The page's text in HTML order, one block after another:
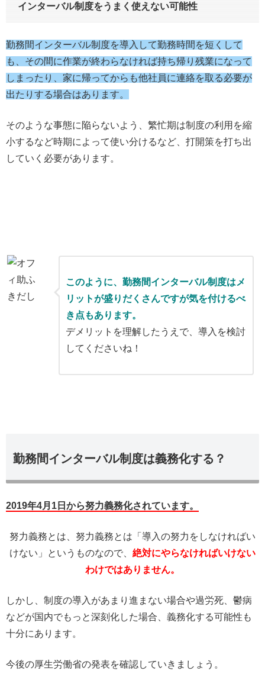
インターバル制度をうまく使えない可能性
勤務間インターバル制度を導入して勤務時間を短くして
も、その間に作業が終わらなければ持ち帰り残業になって
しまったり、家に帰ってからも他社員に連絡を取る必要が
出たりする場合はあります。
そのような事態に陥らないよう、繁忙期は制度の利用を縮
小するなど時期によって使い分けるなど、打開策を打ち出
していく必要があります。
このように、勤務間インターバル制度はメ
リットが盛りだくさんですが気を付けるべ
き点もあります。
デメリットを理解したうえで、導入を検討
してくださいね！
勤務間インターバル制度は義務化する？
2019年4月1日から努力義務化されています。
努力義務とは、努力義務とは「導入の努力をしなければい
けない」というものなので、 絶対にやらなければいけない
わけではありません。
しかし、制度の導入があまり進まない場合や過労死、鬱病
などが国内でもっと深刻化した場合、義務化する可能性も
十分にあります。
今後の厚生労働省の発表を確認していきましょう。